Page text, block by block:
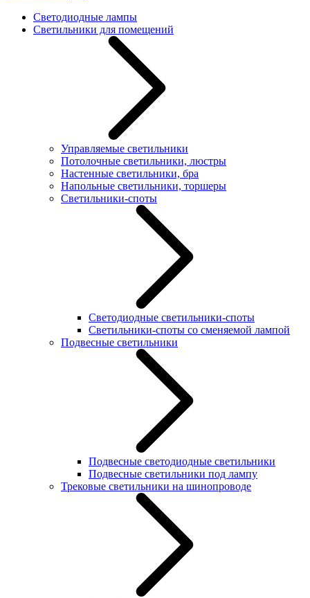
Светодиодные лампы
Светильники для помещений
Управляемые светильники
Потолочные светильники, люстры
Настенные светильники, бра
Напольные светильники, торшеры
Светильники-споты
Светодиодные светильники-споты
Светильники-споты со сменяемой лампой
Подвесные светильники
Подвесные светодиодные светильники
Подвесные светильники под лампу
Трековые светильники на шинопроводе